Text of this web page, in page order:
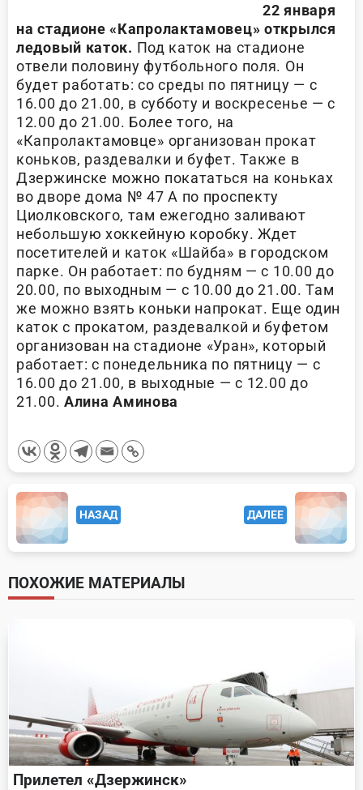
22 января
на стадионе «Капролактамовец» открылся
ледовый каток. Под каток на стадионе
отвели половину футбольного поля. Он
будет работать: со среды по пятницу — с
16.00 до 21.00, в субботу и воскресенье — с
12.00 до 21.00. Более того, на
«Капролактамовце» организован прокат
коньков, раздевалки и буфет. Также в
Дзержинске можно покататься на коньках
во дворе дома № 47 А по проспекту
Циолковского, там ежегодно заливают
небольшую хоккейную коробку. Ждет
посетителей и каток «Шайба» в городском
парке. Он работает: по будням — с 10.00 до
20.00, по выходным — с 10.00 до 21.00. Там
же можно взять коньки напрокат. Еще один
каток с прокатом, раздевалкой и буфетом
организован на стадионе «Уран», который
работает: с понедельника по пятницу — с
16.00 до 21.00, в выходные — с 12.00 до
21.00. Алина Аминова
<span
class="nav-
subtitle
screen-
reader-
НАЗАД ДАЛЕЕ
ПОХОЖИЕ МАТЕРИАЛЫ
Прилетел «Дзержинск»